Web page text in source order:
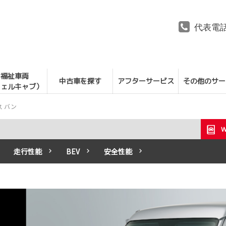
代表電
福祉車両
ルキャブ）
中古車を探す アフターサービス その他のサ
バン
走行性能 BEV 安全性能